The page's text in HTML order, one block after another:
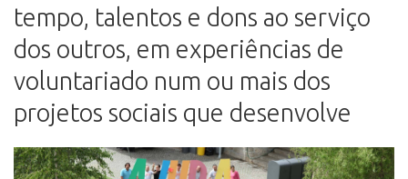
tempo, talentos e dons ao serviço
dos outros, em experiências de
voluntariado num ou mais dos
projetos sociais que desenvolve